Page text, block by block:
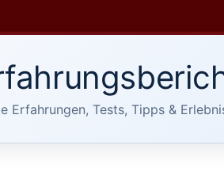
Erfahrungen, Tests, Tipps &